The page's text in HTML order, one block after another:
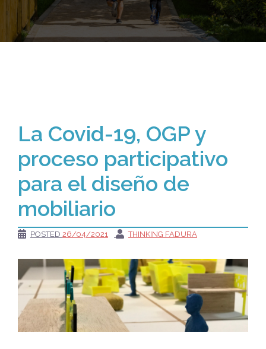
La Covid-19, OGP y
proceso participativo
para el diseño de
mobiliario
POSTED 26/04/2021 THINKING FADURA